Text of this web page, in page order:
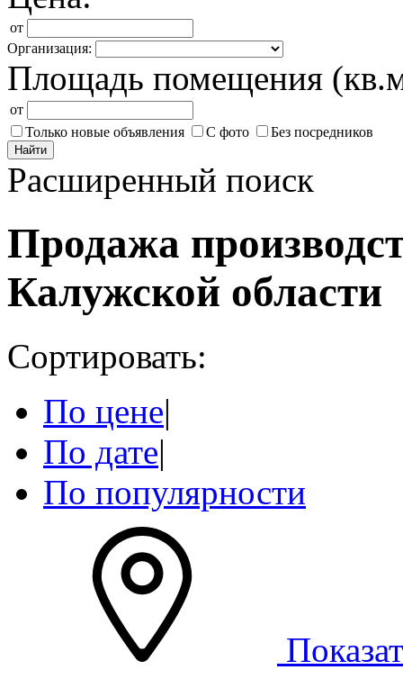
от
Организация:
Площадь помещения
от
Только новые объявления
С фото Без посредников
Найти
Расширенный поиск
Продажа
Калужской области
Сортировать:
По цене|
По дате|
По популярности